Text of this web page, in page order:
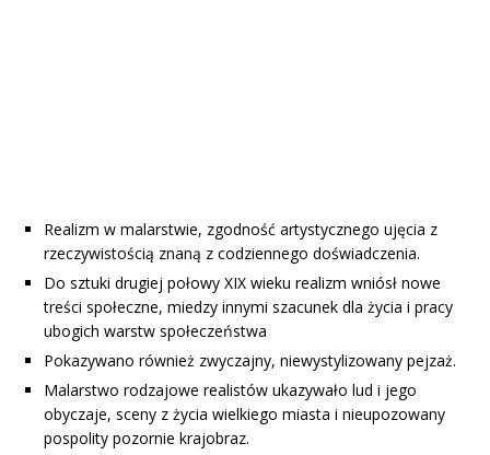
Realizm w malarstwie, zgodność artystycznego ujęcia z
rzeczywistością znaną z codziennego doświadczenia.
Do sztuki drugiej połowy XIX wieku realizm wniósł nowe
treści społeczne, miedzy innymi szacunek dla życia i pracy
ubogich warstw społeczeństwa
Pokazywano również zwyczajny, niewystylizowany pejzaż.
Malarstwo rodzajowe realistów ukazywało lud i jego
obyczaje, sceny z życia wielkiego miasta i nieupozowany
pospolity pozornie krajobraz.